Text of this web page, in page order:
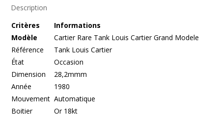
Description
Critères
Informations
Modèle
Cartier Rare Tank Louis Cartier Grand Modele
Référence
Tank Louis Cartier
État
Occasion
Dimension
28,2mmm
Année
1980
Mouvement Automatique
Boitier
Or 18kt